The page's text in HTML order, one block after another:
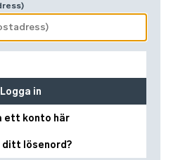
ett konto här
ditt lösenord?
Logga in